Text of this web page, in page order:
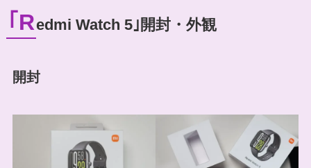
｢Redmi Watch 5｣開封・外観
開封